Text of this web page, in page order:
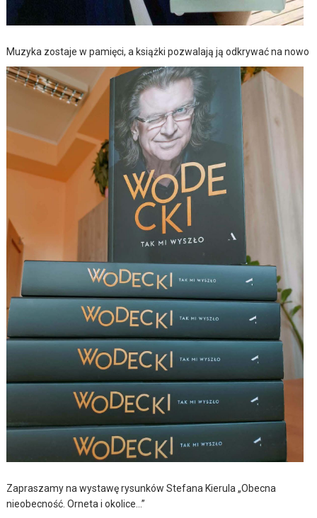
Muzyka zostaje w pamięci, a książki pozwalają ją odkrywać na nowo
Zapraszamy na wystawę rysunków Stefana Kierula „Obecna
nieobecność. Orneta i okolice…”